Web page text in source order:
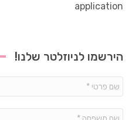
application
הירשמו לניוזלטר שלנו!